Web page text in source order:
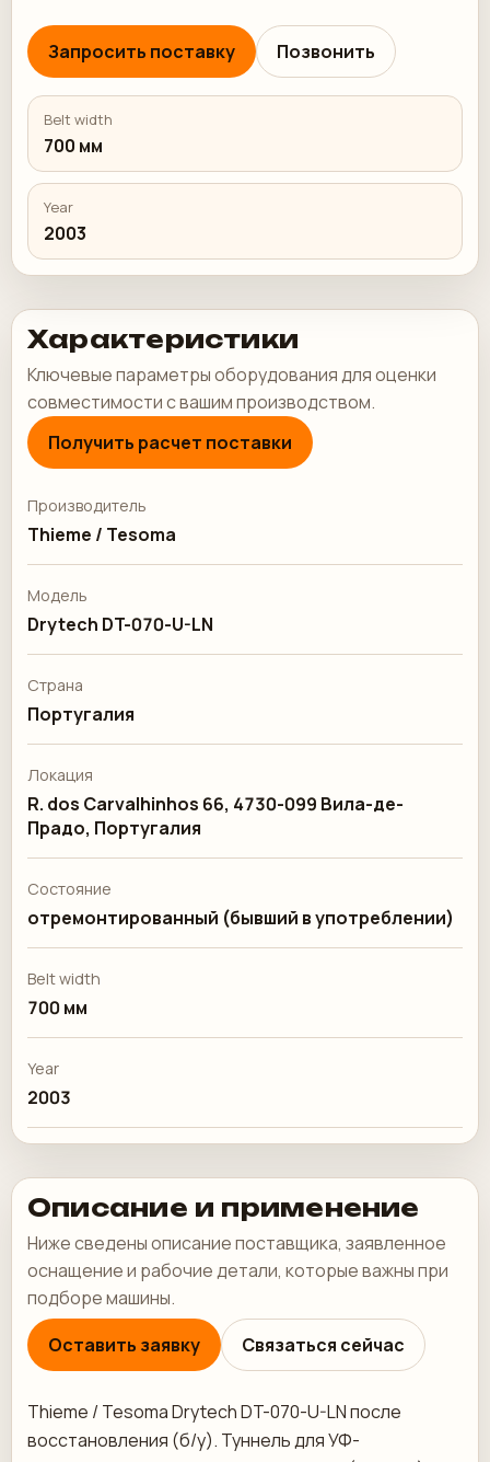
Запросить поставку Позвонить
Belt width
700 мм
Year
2003
Характеристики
Ключевые параметры оборудования для оценки
совместимости с вашим производством.
Получить расчет поставки
Производитель
Thieme / Tesoma
Модель
Drytech DT-070-U-LN
Страна
Португалия
Локация
R. dos Carvalhinhos 66, 4730-099 Вила-де-
Прадо, Португалия
Состояние
отремонтированный (бывший в употреблении)
Belt width
700 мм
Year
2003
Описание и применение
Ниже сведены описание поставщика, заявленное
оснащение и рабочие детали, которые важны при
подборе машины.
Оставить заявку
Связаться сейчас
Thieme / Tesoma Drytech DT-070-U-LN после
восстановления (б/у). Туннель для УФ-